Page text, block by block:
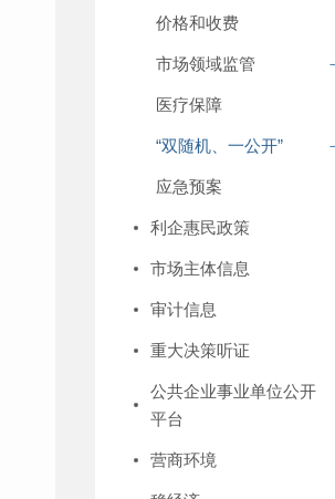
价格和收费
市场领域监管
医疗保障
“双随机、一公开”
应急预案
利企惠民政策
市场主体信息
审计信息
重大决策听证
公共企业事业单位公开
平台
营商环境